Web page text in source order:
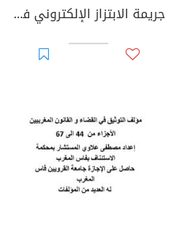
جريمة الابتزاز الإلكتروني في القانون الجزائري